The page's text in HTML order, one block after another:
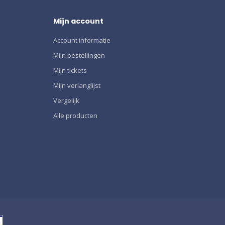
Mijn account
Account informatie
Mijn bestellingen
Mijn tickets
Mijn verlanglijst
Vergelijk
Alle producten